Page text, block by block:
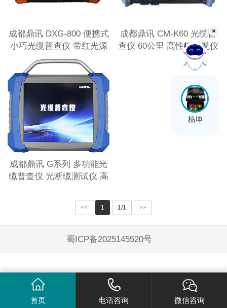
成都鼎讯 DXG-800 便携式
小巧光缆普查仪 带红光源
OTDR功能 高性能敲缆仪
成都鼎讯 CM-K60 光缆普
查仪 60公里 高性能敲缆仪
成都鼎讯 G系列 多功能光
缆普查仪 光断缆测试仪 高
<< 1 1/1 >>
蜀ICP备2025145520号
首页 电话咨询 微信咨询
在线客服
杨坤